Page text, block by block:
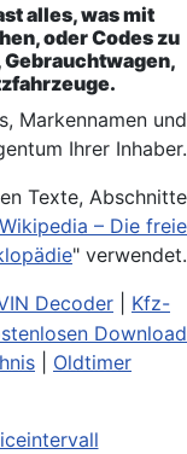
alles, was mit
oder Codes zu
Markennamen und
Ihrer Inhaber.
Texte, Abschnitte
Wikipedia – Die freie
" verwendet.
Decoder
Kfz-
Download
Oldtimer